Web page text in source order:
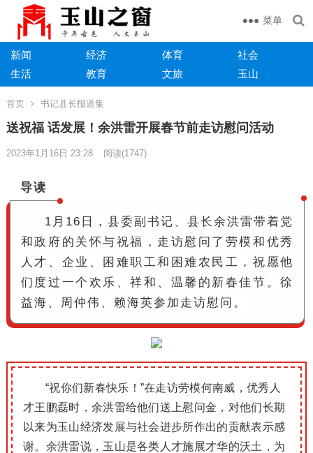
菜单
新闻 经济 体育
社会
生活
教育 文旅 玉山
首页 书记县长报道集
送祝福 话发展！余洪雷开展春节前走访慰问活动
2023年1月16日 23:28 阅读(1747)
导读
1月16日，县委副书记、县长余洪雷带着党
和政府的关怀与祝福，走访慰问了劳模和优秀
人才、企业、困难职工和困难农民工，祝愿他
们度过一个欢乐、祥和、温馨的新春佳节。徐
益海、周仲伟、赖海英参加走访慰问。
“祝你们新春快乐！”在走访劳模何南威，优秀人
才王鹏磊时，余洪雷给他们送上慰问金，对他们长期
以来为玉山经济发展与社会进步所作出的贡献表示感
谢。余洪雷说，玉山是各类人才施展才华的沃土，为